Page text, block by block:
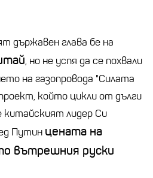
държавен глава бе на
, но не успя да се похвали
на газопровода "Силата
който цикли от дълги
китайският лидер Си
Путин цената на
вътрешния руски